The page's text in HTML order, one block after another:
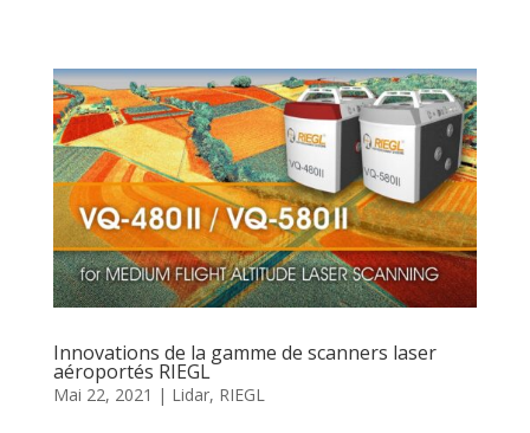
Innovations de la gamme de scanners laser
aéroportés RIEGL
Mai 22, 2021 | Lidar, RIEGL